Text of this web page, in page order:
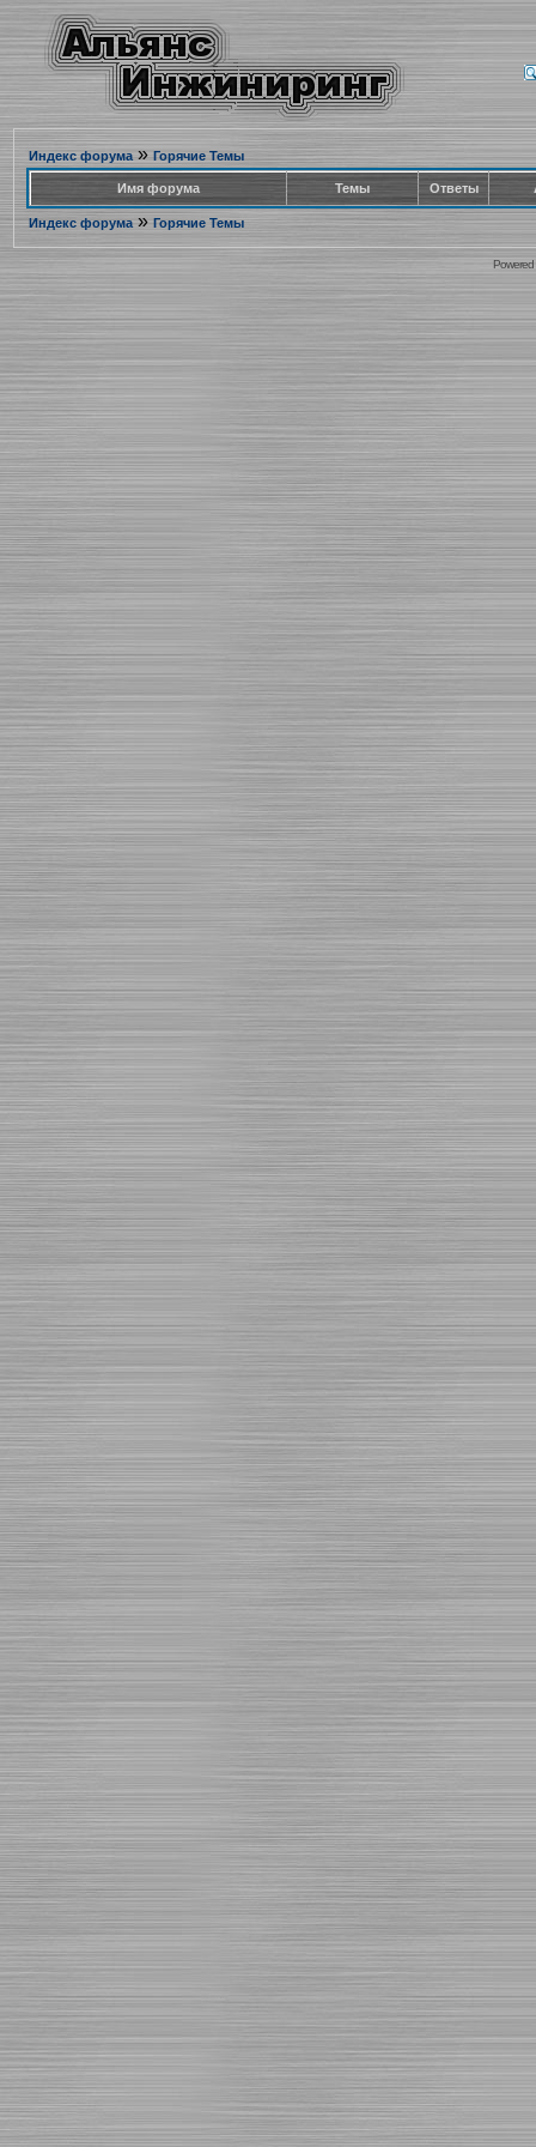
Индекс форума» Горячие Темы
Имя форума Темы Ответы
Индекс форума» Горячие Темы